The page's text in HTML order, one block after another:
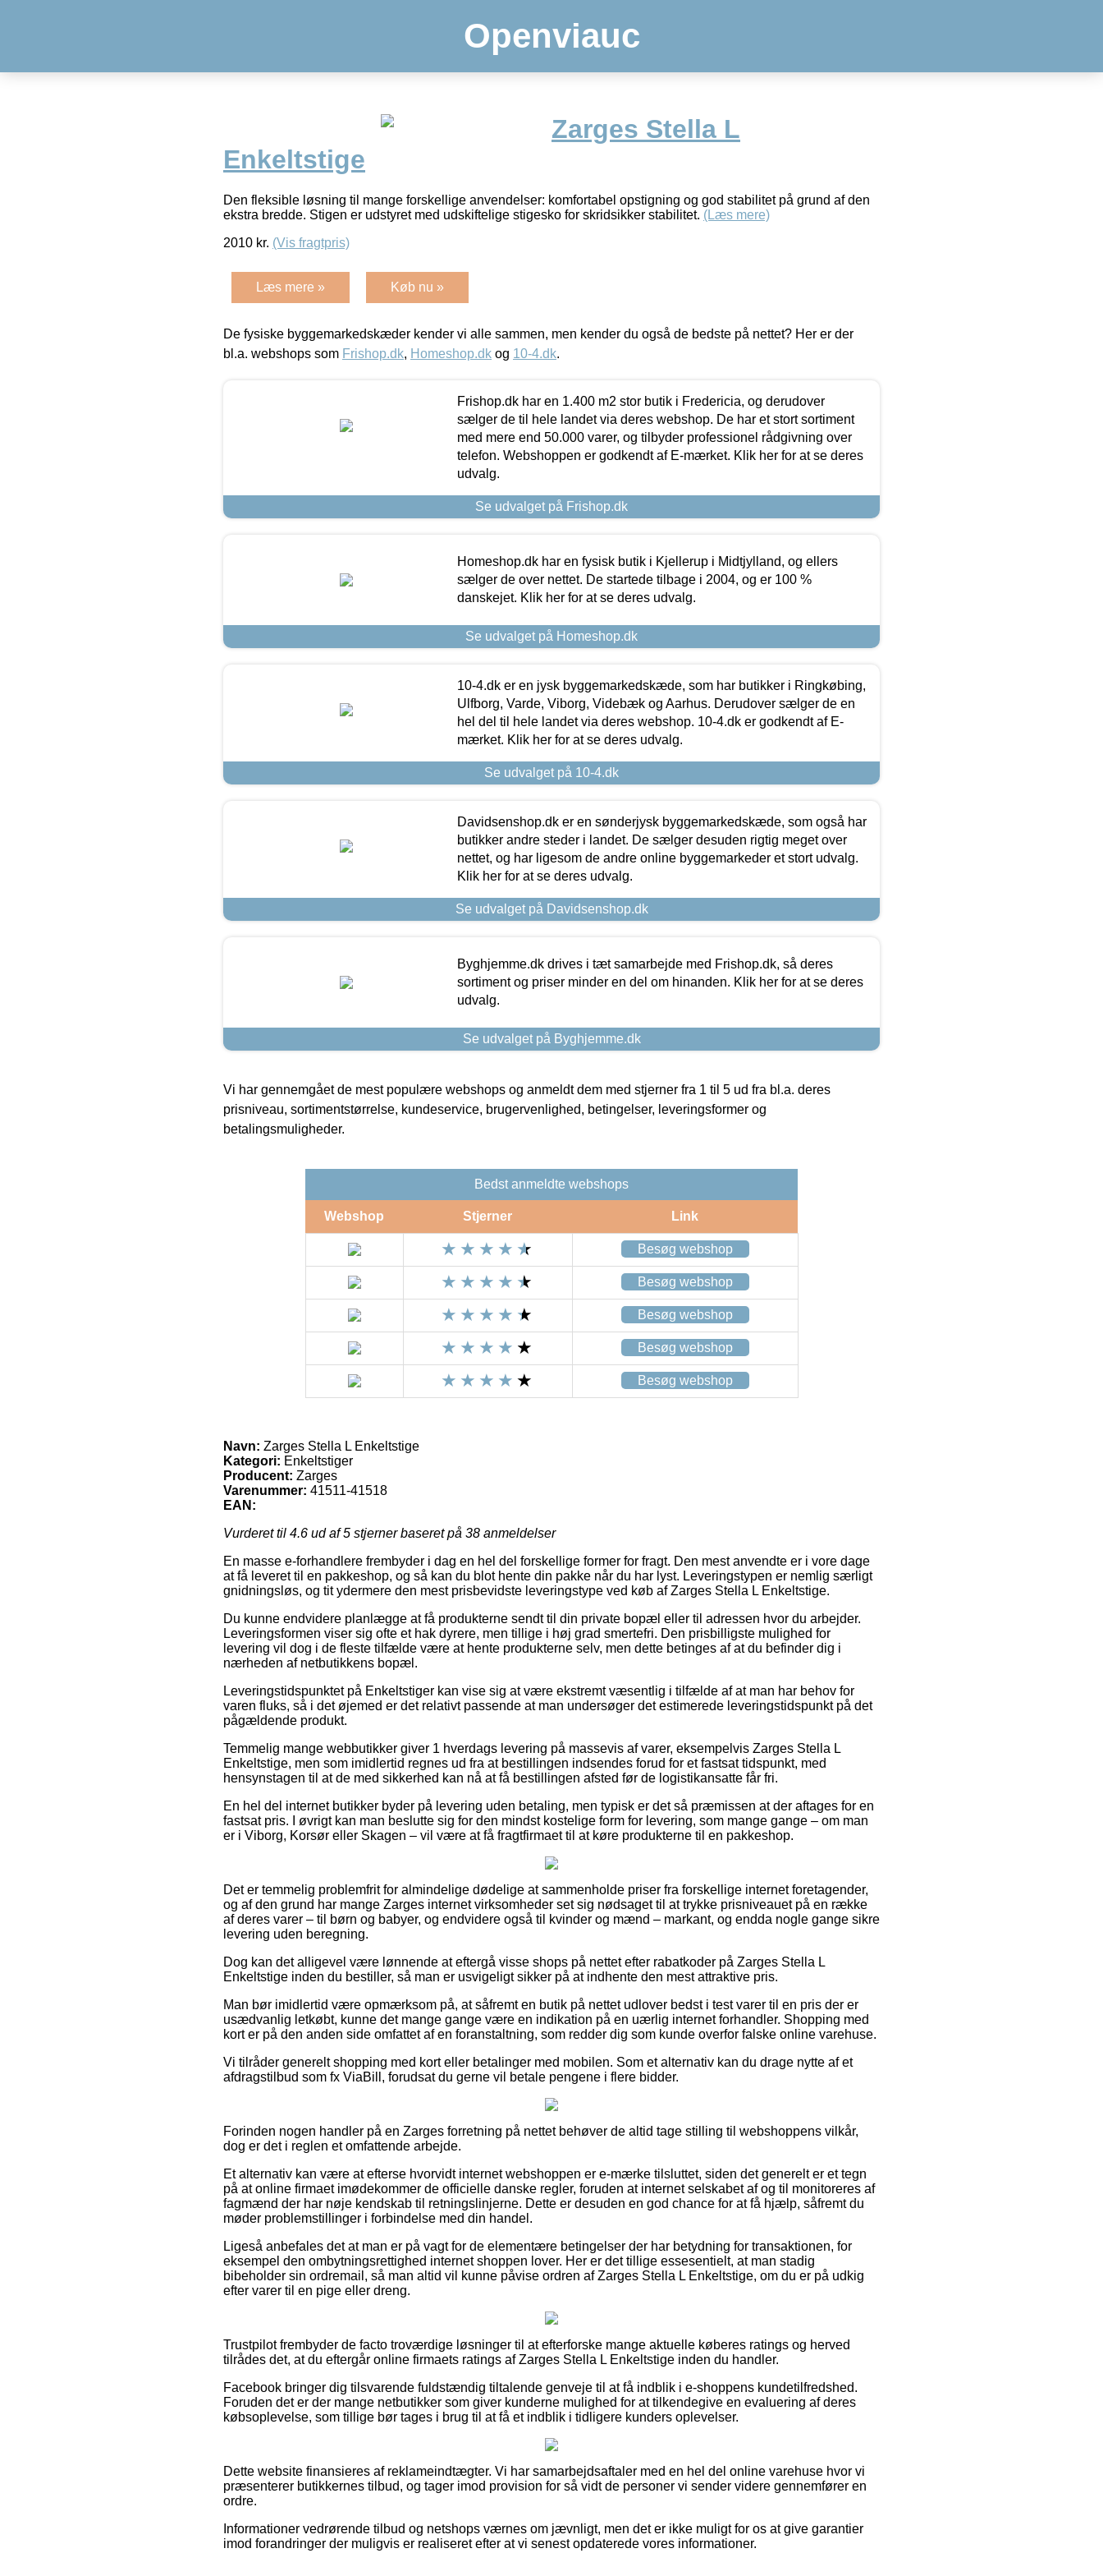
Openviauc
Zarges Stella L
Enkeltstige
Den fleksible løsning til mange forskellige anvendelser: komfortabel opstigning og god stabilitet på grund af den
ekstra bredde. Stigen er udstyret med udskiftelige stigesko for skridsikker stabilitet. (Læs mere)
2010 kr. (Vis fragtpris)
Læs mere » Køb nu »
De fysiske byggemarkedskæder kender vi alle sammen, men kender du også de bedste på nettet? Her er der
bl.a. webshops som Frishop.dk, Homeshop.dk og 10-4.dk.
Frishop.dk har en 1.400 m2 stor butik i Fredericia, og derudover
sælger de til hele landet via deres webshop. De har et stort sortiment
med mere end 50.000 varer, og tilbyder professionel rådgivning over
telefon. Webshoppen er godkendt af E-mærket. Klik her for at se deres
udvalg.
Se udvalget på Frishop.dk
Homeshop.dk har en fysisk butik i Kjellerup i Midtjylland, og ellers
sælger de over nettet. De startede tilbage i 2004, og er 100 %
danskejet. Klik her for at se deres udvalg.
Se udvalget på Homeshop.dk
10-4.dk er en jysk byggemarkedskæde, som har butikker i Ringkøbing,
Ulfborg, Varde, Viborg, Videbæk og Aarhus. Derudover sælger de en
hel del til hele landet via deres webshop. 10-4.dk er godkendt af E-
mærket. Klik her for at se deres udvalg.
Se udvalget på 10-4.dk
Davidsenshop.dk er en sønderjysk byggemarkedskæde, som også har
butikker andre steder i landet. De sælger desuden rigtig meget over
nettet, og har ligesom de andre online byggemarkeder et stort udvalg.
Klik her for at se deres udvalg.
Se udvalget på Davidsenshop.dk
Byghjemme.dk drives i tæt samarbejde med Frishop.dk, så deres
sortiment og priser minder en del om hinanden. Klik her for at se deres
udvalg.
Se udvalget på Byghjemme.dk
Vi har gennemgået de mest populære webshops og anmeldt dem med stjerner fra 1 til 5 ud fra bl.a. deres
prisniveau, sortimentstørrelse, kundeservice, brugervenlighed, betingelser, leveringsformer og
betalingsmuligheder.
Bedst anmeldte webshops
Webshop Stjerner Link
Besøg webshop
Besøg webshop
Besøg webshop
Besøg webshop
Besøg webshop
Navn: Zarges Stella L Enkeltstige
Kategori: Enkeltstiger
Producent: Zarges
Varenummer: 41511-41518
EAN:
Vurderet til 4.6 ud af 5 stjerner baseret på 38 anmeldelser
En masse e-forhandlere frembyder i dag en hel del forskellige former for fragt. Den mest anvendte er i vore dage
at få leveret til en pakkeshop, og så kan du blot hente din pakke når du har lyst. Leveringstypen er nemlig særligt
gnidningsløs, og tit ydermere den mest prisbevidste leveringstype ved køb af Zarges Stella L Enkeltstige.
Du kunne endvidere planlægge at få produkterne sendt til din private bopæl eller til adressen hvor du arbejder.
Leveringsformen viser sig ofte et hak dyrere, men tillige i høj grad smertefri. Den prisbilligste mulighed for
levering vil dog i de fleste tilfælde være at hente produkterne selv, men dette betinges af at du befinder dig i
nærheden af netbutikkens bopæl.
Leveringstidspunktet på Enkeltstiger kan vise sig at være ekstremt væsentlig i tilfælde af at man har behov for
varen fluks, så i det øjemed er det relativt passende at man undersøger det estimerede leveringstidspunkt på det
pågældende produkt.
Temmelig mange webbutikker giver 1 hverdags levering på massevis af varer, eksempelvis Zarges Stella L
Enkeltstige, men som imidlertid regnes ud fra at bestillingen indsendes forud for et fastsat tidspunkt, med
hensynstagen til at de med sikkerhed kan nå at få bestillingen afsted før de logistikansatte får fri.
En hel del internet butikker byder på levering uden betaling, men typisk er det så præmissen at der aftages for en
fastsat pris. I øvrigt kan man beslutte sig for den mindst kostelige form for levering, som mange gange – om man
er i Viborg, Korsør eller Skagen – vil være at få fragtfirmaet til at køre produkterne til en pakkeshop.
Det er temmelig problemfrit for almindelige dødelige at sammenholde priser fra forskellige internet foretagender,
og af den grund har mange Zarges internet virksomheder set sig nødsaget til at trykke prisniveauet på en række
af deres varer – til børn og babyer, og endvidere også til kvinder og mænd – markant, og endda nogle gange sikre
levering uden beregning.
Dog kan det alligevel være lønnende at eftergå visse shops på nettet efter rabatkoder på Zarges Stella L
Enkeltstige inden du bestiller, så man er usvigeligt sikker på at indhente den mest attraktive pris.
Man bør imidlertid være opmærksom på, at såfremt en butik på nettet udlover bedst i test varer til en pris der er
usædvanlig letkøbt, kunne det mange gange være en indikation på en uærlig internet forhandler. Shopping med
kort er på den anden side omfattet af en foranstaltning, som redder dig som kunde overfor falske online varehuse.
Vi tilråder generelt shopping med kort eller betalinger med mobilen. Som et alternativ kan du drage nytte af et
afdragstilbud som fx ViaBill, forudsat du gerne vil betale pengene i flere bidder.
Forinden nogen handler på en Zarges forretning på nettet behøver de altid tage stilling til webshoppens vilkår,
dog er det i reglen et omfattende arbejde.
Et alternativ kan være at efterse hvorvidt internet webshoppen er e-mærke tilsluttet, siden det generelt er et tegn
på at online firmaet imødekommer de officielle danske regler, foruden at internet selskabet af og til monitoreres af
fagmænd der har nøje kendskab til retningslinjerne. Dette er desuden en god chance for at få hjælp, såfremt du
møder problemstillinger i forbindelse med din handel.
Ligeså anbefales det at man er på vagt for de elementære betingelser der har betydning for transaktionen, for
eksempel den ombytningsrettighed internet shoppen lover. Her er det tillige essesentielt, at man stadig
bibeholder sin ordremail, så man altid vil kunne påvise ordren af Zarges Stella L Enkeltstige, om du er på udkig
efter varer til en pige eller dreng.
Trustpilot frembyder de facto troværdige løsninger til at efterforske mange aktuelle køberes ratings og herved
tilrådes det, at du eftergår online firmaets ratings af Zarges Stella L Enkeltstige inden du handler.
Facebook bringer dig tilsvarende fuldstændig tiltalende genveje til at få indblik i e-shoppens kundetilfredshed.
Foruden det er der mange netbutikker som giver kunderne mulighed for at tilkendegive en evaluering af deres
købsoplevelse, som tillige bør tages i brug til at få et indblik i tidligere kunders oplevelser.
Dette website finansieres af reklameindtægter. Vi har samarbejdsaftaler med en hel del online varehuse hvor vi
præsenterer butikkernes tilbud, og tager imod provision for så vidt de personer vi sender videre gennemfører en
ordre.
Informationer vedrørende tilbud og netshops værnes om jævnligt, men det er ikke muligt for os at give garantier
imod forandringer der muligvis er realiseret efter at vi senest opdaterede vores informationer.